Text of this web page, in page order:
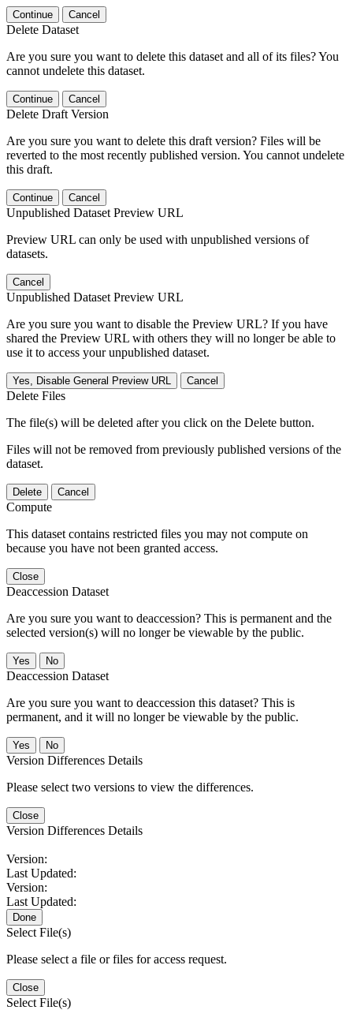
Continue Cancel
Delete Dataset
Are you sure you want to delete this dataset and all of its files? You
cannot undelete this dataset.
Continue Cancel
Delete Draft Version
Are you sure you want to delete this draft version? Files will be
reverted to the most recently published version. You cannot undelete
this draft.
Continue Cancel
Unpublished Dataset Preview URL
Preview URL can only be used with unpublished versions of
datasets.
Cancel
Unpublished Dataset Preview URL
Are you sure you want to disable the Preview URL? If you have
shared the Preview URL with others they will no longer be able to
use it to access your unpublished dataset.
Yes, Disable General Preview URL Cancel
Delete Files
The file(s) will be deleted after you click on the Delete button.
Files will not be removed from previously published versions of the
dataset.
Delete Cancel
Compute
This dataset contains restricted files you may not compute on
because you have not been granted access.
Close
Deaccession Dataset
Are you sure you want to deaccession? This is permanent and the
selected version(s) will no longer be viewable by the public.
No
Deaccession Dataset
Are you sure you want to deaccession this dataset? This is
permanent, and it will no longer be viewable by the public.
No
Version Differences Details
Please select two versions to view the differences.
Close
Version Differences Details
Version:
Last Updated:
Version:
Last Updated:
Done
Select File(s)
Please select a file or files for access request.
Close
Select File(s)